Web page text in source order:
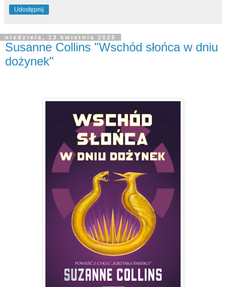
Udostępnij
niedziela, 13 kwietnia 2025
Susanne Collins "Wschód słońca w dniu
dożynek"